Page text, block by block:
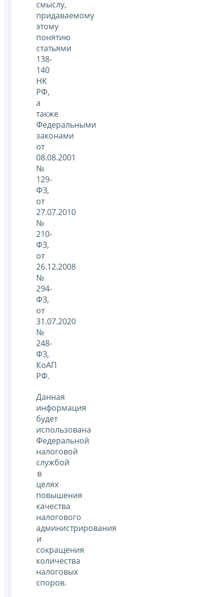
смыслу,
придаваемому
этому
понятию
статьями
138-
140
НК
РФ,
а
также
Федеральными
законами
от
08.08.2001
№
129-
ФЗ,
от
27.07.2010
№
210-
ФЗ,
от
26.12.2008
№
294-
ФЗ,
от
31.07.2020
№
248-
ФЗ,
КоАП
РФ.
Данная
информация
будет
использована
Федеральной
налоговой
службой
в
целях
повышения
качества
налогового
администрирования
и
сокращения
количества
налоговых
споров.